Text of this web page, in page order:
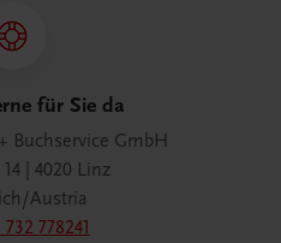
für Sie da
Buchservice GmbH
| 4020 Linz
Austria
778241